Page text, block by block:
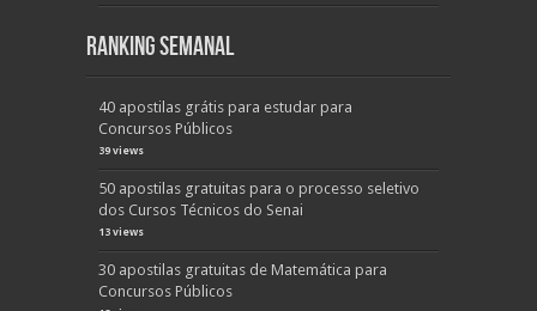
Ranking Semanal
40 apostilas grátis para estudar para
Concursos Públicos
39 views
50 apostilas gratuitas para o processo seletivo
dos Cursos Técnicos do Senai
13 views
30 apostilas gratuitas de Matemática para
Concursos Públicos